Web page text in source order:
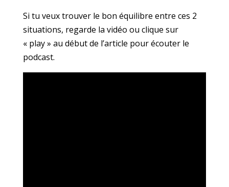
Si tu veux trouver le bon équilibre entre ces 2
situations, regarde la vidéo ou clique sur
« play » au début de l’article pour écouter le
podcast.